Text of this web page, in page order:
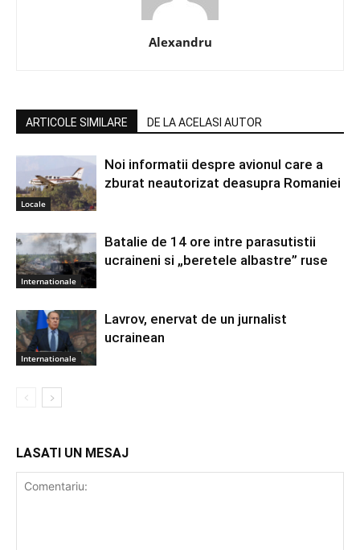
Alexandru
ARTICOLE SIMILARE DE LA ACELASI AUTOR
Locale
Noi informatii despre avionul care a
zburat neautorizat deasupra Romaniei
Internationale
Batalie de 14 ore intre parasutistii
ucraineni si „beretele albastre” ruse
Internationale
Lavrov, enervat de un jurnalist
ucrainean
LASATI UN MESAJ